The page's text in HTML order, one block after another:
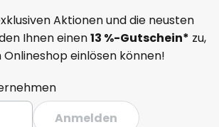
Aktionen und die neusten
Ihnen einen13 %-Gutschein* zu,
einlösen können!
Anmelden